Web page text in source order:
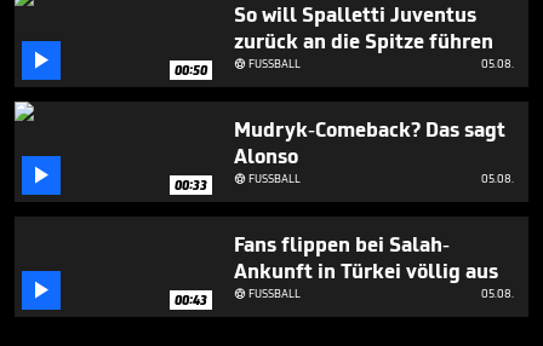
 00:50
So will Spalletti Juventus
zurück an die Spitze führen
FUSSBALL 05.08.
 00:33
Mudryk-Comeback? Das sagt
Alonso
FUSSBALL 05.08.
 00:43
Fans flippen bei Salah-
Ankunft in Türkei völlig aus
FUSSBALL 05.08.